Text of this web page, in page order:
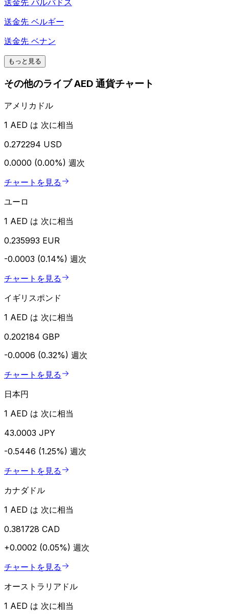
送金先 バルバドス
送金先 ベルギー
送金先 ベナン
もっと見る
その他のライブ AED 通貨チャート
アメリカドル
1 AED は 次に相当
0.272294 USD
0.0000 (0.00%) 週次
チャートを見る
ユーロ
1 AED は 次に相当
0.235993 EUR
-0.0003 (0.14%) 週次
チャートを見る
イギリスポンド
1 AED は 次に相当
0.202184 GBP
-0.0006 (0.32%) 週次
チャートを見る
日本円
1 AED は 次に相当
43.0003 JPY
-0.5446 (1.25%) 週次
チャートを見る
カナダドル
1 AED は 次に相当
0.381728 CAD
+0.0002 (0.05%) 週次
チャートを見る
オーストラリアドル
1 AED は 次に相当